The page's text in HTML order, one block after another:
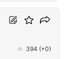
394 (+0)